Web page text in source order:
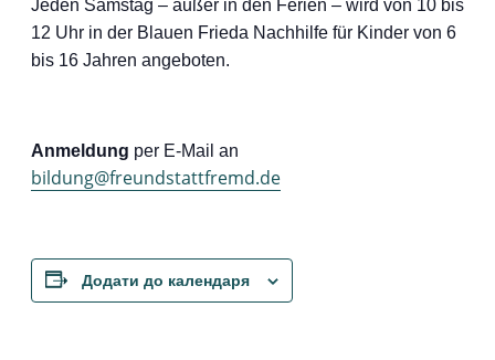
Jeden Samstag – außer in den Ferien – wird von 10 bis
12 Uhr in der Blauen Frieda Nachhilfe für Kinder von 6
bis 16 Jahren angeboten.
Anmeldung per E-Mail an
bildung@freundstattfremd.de
Додати до календаря